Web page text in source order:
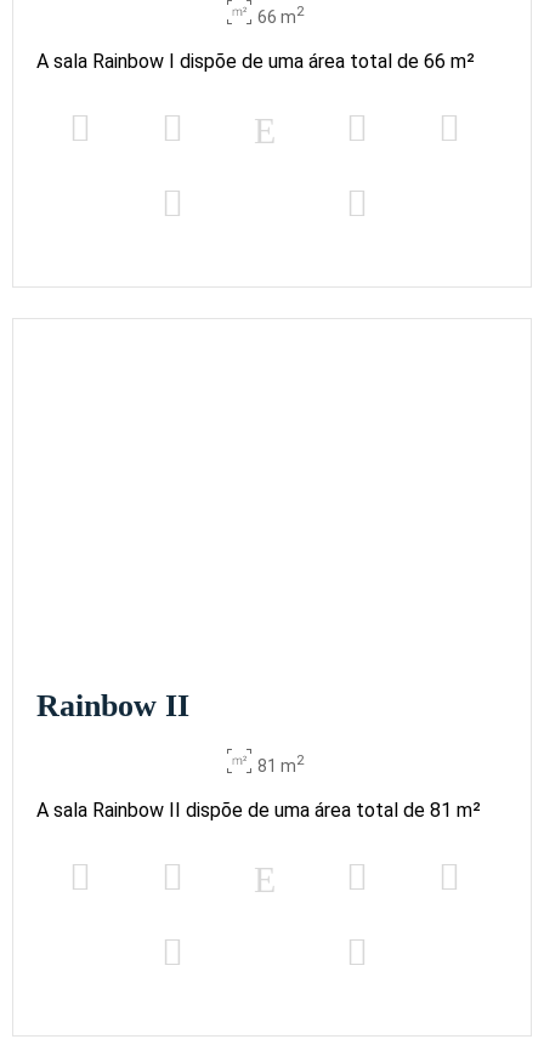
66 m2
A sala Rainbow I dispõe de uma área total de 66 m²
Rainbow II
81 m2
A sala Rainbow II dispõe de uma área total de 81 m²